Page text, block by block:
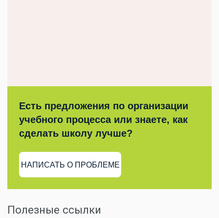
Есть предложения по организации
учебного процесса или знаете, как
сделать школу лучше?
НАПИСАТЬ О ПРОБЛЕМЕ
Полезные ссылки